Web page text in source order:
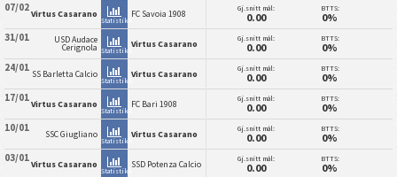
07/02Virtus Casarano
Statistikk
FC Savoia 1908 Gj.snitt mål:
0.00
BTTS:
0%
31/01 USD Audace
Cerignola Statistikk
Virtus Casarano Gj.snitt mål:
0.00
BTTS:
0%
24/01 SS Barletta Calcio
Statistikk
Virtus Casarano Gj.snitt mål:
0.00
BTTS:
0%
17/01Virtus Casarano
Statistikk
FC Bari 1908 Gj.snitt mål:
0.00
BTTS:
0%
10/01 SSC Giugliano
Statistikk
Virtus Casarano Gj.snitt mål:
0.00
BTTS:
0%
03/01Virtus Casarano
Statistikk
SSD Potenza Calcio Gj.snitt mål:
0.00
BTTS:
0%